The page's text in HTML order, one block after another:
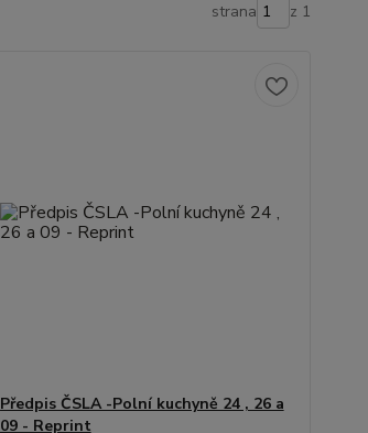
strana z 1
Předpis ČSLA -Polní kuchyně 24 , 26 a
09 - Reprint